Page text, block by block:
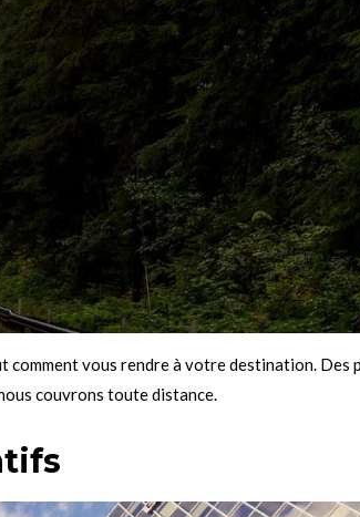
comment vous rendre à votre destination. Des
couvrons toute distance.